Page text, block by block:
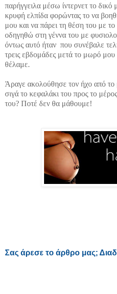
παρήγγειλα μέσω ίντερνετ το δικό
κρυφή ελπίδα φορώντας το να
μου και να πάρει τη θέση του με
οδηγηθώ στη γέννα του με
όντως αυτό ήταν που συνέβαλε
τρεις εβδομάδες μετά το μωρό μου
θέλαμε.
Άραγε ακολούθησε τον ήχο από το
σιγά το κεφαλάκι του προς το
του? Ποτέ δεν θα μάθουμε!
Σας άρεσε το άρθρο μας;